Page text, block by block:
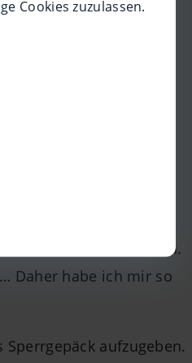
Cookies zuzulassen.
des Abflugs endlich
cool!
beschädigen.
im Urlaub sein kann.
Daher habe ich mir so
aufzugeben.